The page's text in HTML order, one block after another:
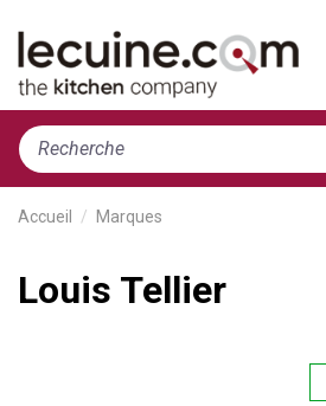
Accueil Marques
Louis Tellier